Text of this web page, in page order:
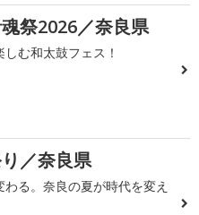
祭2026／奈良県
む和太鼓フェス！
／奈良県
わる。奈良の夏が時代を変え